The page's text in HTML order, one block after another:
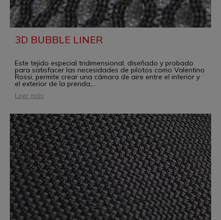
3D BUBBLE LINER
Este tejido especial tridimensional, diseñado y probado
para satisfacer las necesidades de pilotos como Valentino
Rossi, permite crear una cámara de aire entre el interior y
el exterior de la prenda;...
Leer más